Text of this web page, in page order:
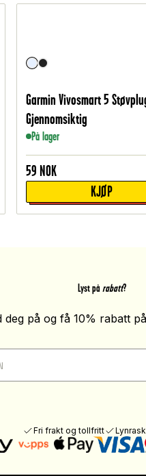
Garmin Vivosmart 5
Gjennomsiktig
På lager
59 NOK
KJØP
Lyst på rabatt?
deg på og få 10% rabatt
Fri frakt og tollfritt